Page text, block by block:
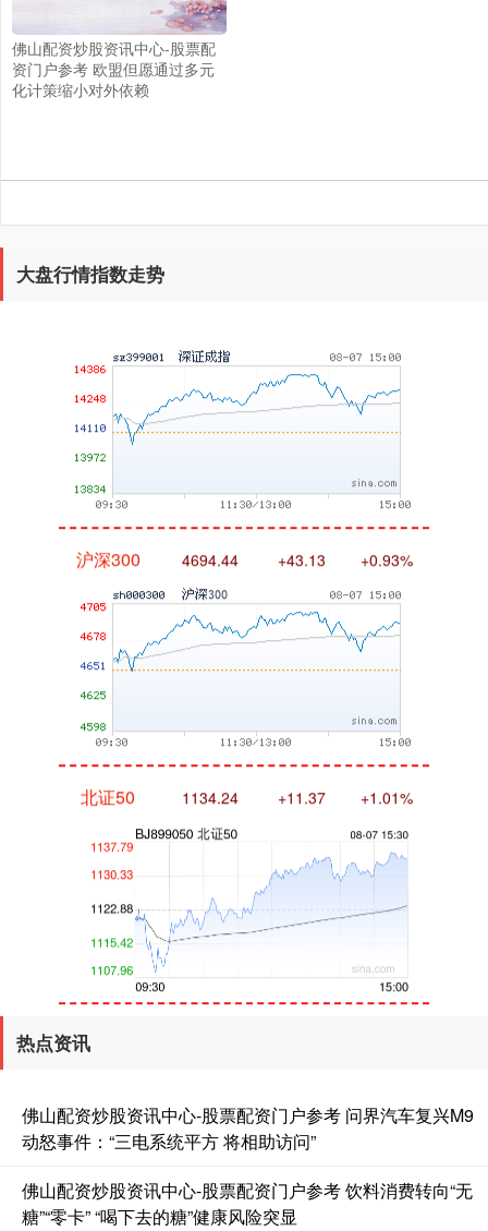
佛山配资炒股资讯中心-股票配
资门户参考 欧盟但愿通过多元
化计策缩小对外依赖
大盘行情指数走势
上证综指 3940.04
沪深300
北证50
创业板指
热点资讯
佛山配资炒股资讯中心-股票配资门户参考 问界汽车复兴M9
动怒事件：“三电系统平方 将相助访问”
佛山配资炒股资讯中心-股票配资门户参考 饮料消费转向“无
糖”“零卡” “喝下去的糖”健康风险突显